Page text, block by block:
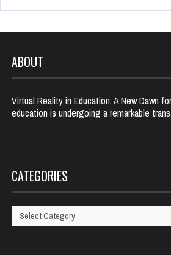
ABOUT
Virtual Reality in Education: A New Dawn
education is undergoing a remarkable
CATEGORIES
Categories